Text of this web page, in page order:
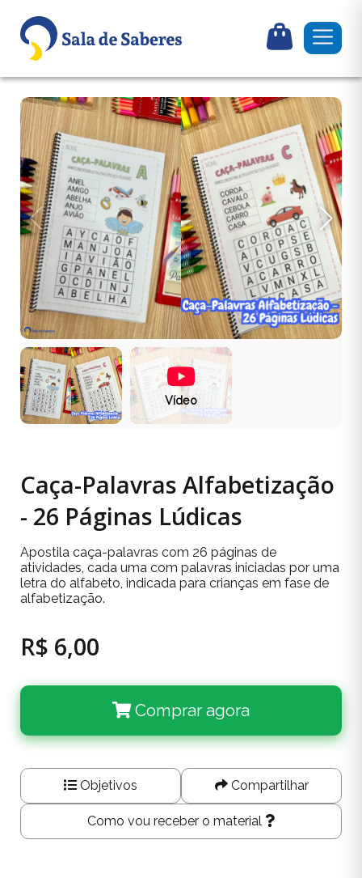
Vídeo
Caça-Palavras Alfabetização
- 26 Páginas Lúdicas
Apostila caça-palavras com 26 páginas de
atividades, cada uma com palavras iniciadas por uma
letra do alfabeto, indicada para crianças em fase de
alfabetização.
R$ 6,00
Comprar agora
Objetivos Compartilhar
Como vou receber o material